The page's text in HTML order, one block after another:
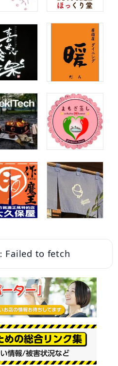
Failed to fetch